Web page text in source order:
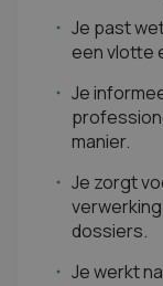
Je past
een vlotte
Je
manier.
Je zorgt
dossiers.
Je werkt